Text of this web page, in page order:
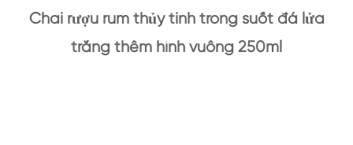
Chai rượu rum thủy tinh trong suốt đá lửa
trắng thêm hình vuông 250ml